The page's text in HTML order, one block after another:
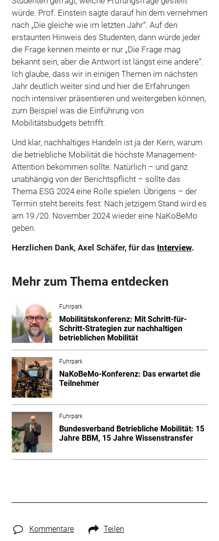
würde. Prof. Einstein sagte darauf hin dem vernehmen
nach „Die gleiche wie im letzten Jahr“. Auf den
erstaunten Hinweis des Studenten, dann würde jeder
die Frage kennen meinte er nur „Die Frage mag
bekannt sein, aber die Antwort ist längst eine andere“.
Ich glaube, dass wir in einigen Themen im nächsten
Jahr deutlich weiter sind und hier die Erfahrungen
noch intensiver präsentieren und weitergeben können,
zum Beispiel was die Einführung von
Mobilitätsbudgets betrifft.
Und klar, nachhaltiges Handeln ist ja der Kern, warum
die betriebliche Mobilität die höchste Management-
Attention bekommen sollte. Natürlich – und ganz
unabhängig von der Berichtspflicht – sollte das
Thema ESG 2024 eine Rolle spielen. Übrigens – der
Termin steht bereits fest: Nach jetzigem Stand wird es
am 19./20. November 2024 wieder eine NaKoBeMo
geben.
Herzlichen Dank, Axel Schäfer, für das Interview.
Mehr zum Thema entdecken
Fuhrpark
Mobilitätskonferenz: Mit Schritt-für-
Schritt-Strategien zur nachhaltigen
betrieblichen Mobilität
Fuhrpark
NaKoBeMo-Konferenz: Das erwartet die
Teilnehmer
Fuhrpark
Bundesverband Betriebliche Mobilität: 15
Jahre BBM, 15 Jahre Wissenstransfer
Kommentare Teilen